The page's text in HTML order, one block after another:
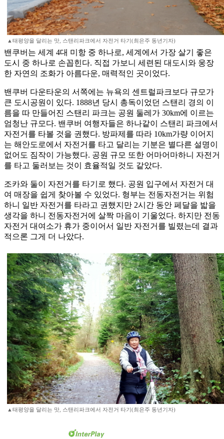
▲태평양을 달리는 맛, 스탠리파크에서 자전거 타기(최은주 동년기자)
밴쿠버는 세계 4대 미항 중 하나로, 세계에서 가장 살기 좋은
도시 중 하나로 손꼽힌다. 직접 가보니 세련된 대도시와 웅장
한 자연의 조화가 아름다운, 매력적인 곳이었다.
밴쿠버 다운타운의 서쪽에는 뉴욕의 센트럴파크보다 규모가
큰 도시공원이 있다. 1888년 당시 총독이었던 스탠리 경의 이
름을 따 만들어진 스탠리 파크는 공원 둘레가 30km에 이르는
엄청난 규모다. 밴쿠버 여행자들은 하나같이 스탠리 파크에서
자전거를 타볼 것을 권했다. 방파제를 따라 10km가량 이어지
는 해안도로에서 자전거를 타고 달리는 기분은 별다른 설명이
없어도 짐작이 가능했다. 공원 규모 또한 어마어마하니 자전거
를 타고 둘러보는 것이 효율적일 것도 같았다.
조카와 둘이 자전거를 타기로 했다. 공원 입구에서 자전거 대
여 매장을 쉽게 찾아볼 수 있었다. 형부는 전동자전거는 위험
하니 일반 자전거를 타라고 권했지만 2시간 동안 페달을 밟을
생각을 하니 전동자전거에 살짝 마음이 기울었다. 하지만 전동
자전거 대여소가 휴가 중이어서 일반 자전거를 빌렸는데 결과
적으론 그게 더 나았다.
▲태평양을 달리는 맛, 스탠리파크에서 자전거 타기(최은주 동년기자)